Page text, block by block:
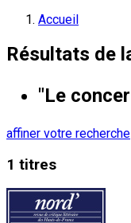
Accueil
Résultats de
"Le
affiner votre recherche
1 titres